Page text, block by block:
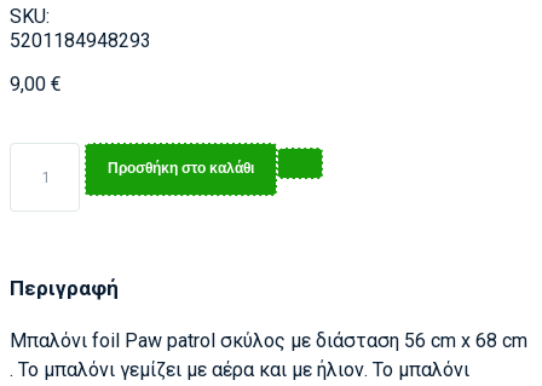
SKU:
5201184948293
9,00 €
Προσθήκη στο καλάθι
Περιγραφή
Μπαλόνι foil Paw patrol σκύλος με διάσταση 56 cm x 68 cm
. Το μπαλόνι γεμίζει με αέρα και με ήλιον. Το μπαλόνι